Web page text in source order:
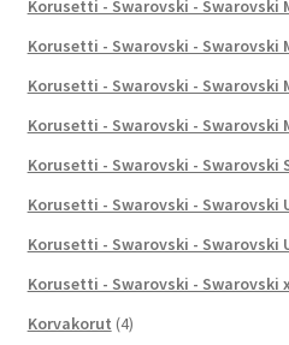
Korusetti - Swarovski - Swarovski
Korusetti - Swarovski - Swarovski
Korusetti - Swarovski - Swarovski
Korusetti - Swarovski - Swarovski
Korusetti - Swarovski - Swarovski
Korusetti - Swarovski - Swarovski
Korusetti - Swarovski - Swarovski
Korusetti - Swarovski - Swarovski
Korvakorut (4)